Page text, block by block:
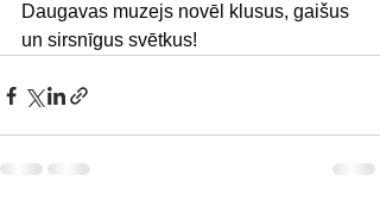
Daugavas muzejs novēl klusus, gaišus
un sirsnīgus svētkus!